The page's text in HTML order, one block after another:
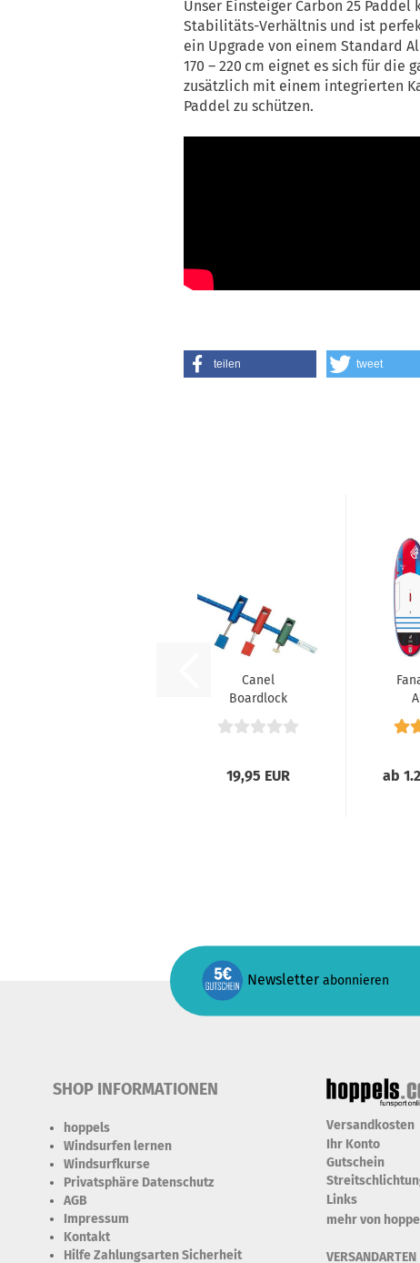
Unser Einsteiger Carbon 25
Stabilitäts-Verhältnis und ist
ein Upgrade von einem Standard
170 – 220 cm eignet es sich für die
zusätzlich mit einem integrierten
Paddel zu schützen.
teilen tweet
Canel
Boardlock
19,95 EUR ab
Newsletter abonnieren
SHOP INFORMATIONEN
hoppels
Windsurfen lernen
Windsurfkurse
Privatsphäre Datenschutz
AGB
Impressum
Kontakt
Hilfe Zahlungsarten Sicherheit
Versandkosten
Ihr Konto
Gutschein
Links
mehr von
VERSANDARTEN